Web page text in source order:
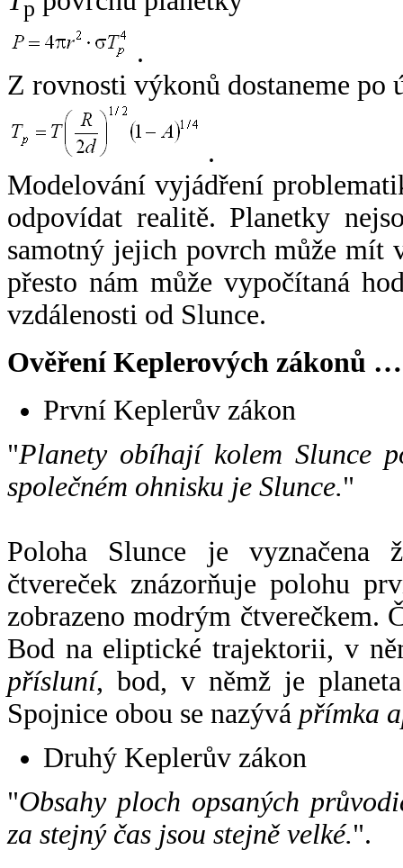
p
.
Z rovnosti výkonů dostaneme po
.
Modelování vyjádření
odpovídat realitě. Planetky
samotný jejich povrch může mít
přesto nám může vypočítaná
vzdálenosti od Slunce.
Ověření Keplerových zákonů …
První Keplerův zákon
"Planety obíhají kolem Slunce
společném ohnisku je Slunce."
Poloha Slunce je vyznačena
čtvereček znázorňuje polohu
zobrazeno modrým čtverečkem.
Bod na eliptické trajektorii, v
přísluní, bod, v němž je
Spojnice obou se nazývá přímka
Druhý Keplerův zákon
"Obsahy ploch opsaných
za stejný čas jsou stejně velké.".